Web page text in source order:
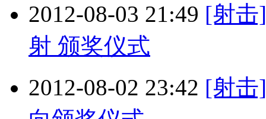
2012-08-03 21:49 [射击
射 颁奖仪式
2012-08-02 23:42 [射击